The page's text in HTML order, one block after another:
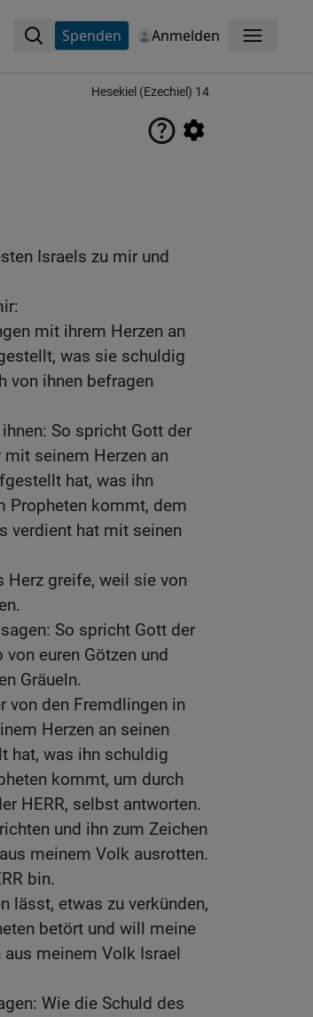
Spenden Anmelden Menü
Hesekiel (Ezechiel) 14
Israels zu mir und
mit ihrem Herzen an
was sie schuldig
von ihnen befragen
So spricht Gott der
seinem Herzen an
hat, was ihn
Propheten kommt, dem
verdient hat mit seinen
Herz greife, weil sie von
So spricht Gott der
euren Götzen und
Gräueln.
von den Fremdlingen in
Herzen an seinen
hat, was ihn schuldig
kommt, um durch
HERR, selbst antworten.
und ihn zum Zeichen
meinem Volk ausrotten.
bin.
lässt, etwas zu verkünden,
betört und will meine
meinem Volk Israel
Wie die Schuld des